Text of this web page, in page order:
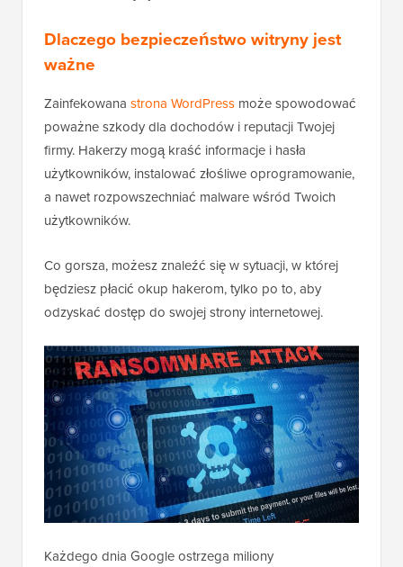
Dlaczego bezpieczeństwo witryny jest
ważne
Zainfekowana strona WordPress może spowodować
poważne szkody dla dochodów i reputacji Twojej
firmy. Hakerzy mogą kraść informacje i hasła
użytkowników, instalować złośliwe oprogramowanie,
a nawet rozpowszechniać malware wśród Twoich
użytkowników.
Co gorsza, możesz znaleźć się w sytuacji, w której
będziesz płacić okup hakerom, tylko po to, aby
odzyskać dostęp do swojej strony internetowej.
Każdego dnia Google ostrzega miliony